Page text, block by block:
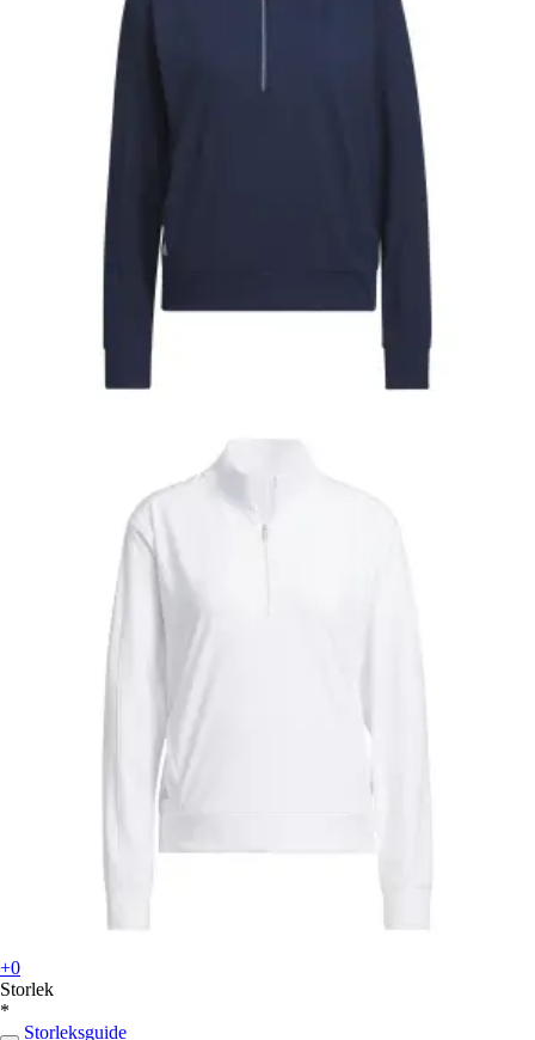
+0
Storlek
*
Storleksguide